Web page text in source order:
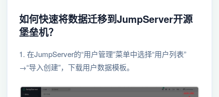
如何快速将数据迁移到JumpServer开源
堡垒机？
1. 在JumpServer的“用户管理”菜单中选择“用户列表”
→“导入创建”，下载用户数据模板。